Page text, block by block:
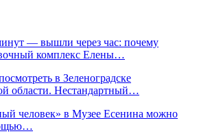
— вышли через час: почему
комплекс Елены…
в Зеленоградске
области. Нестандартный…
человек» в Музее Есенина можно